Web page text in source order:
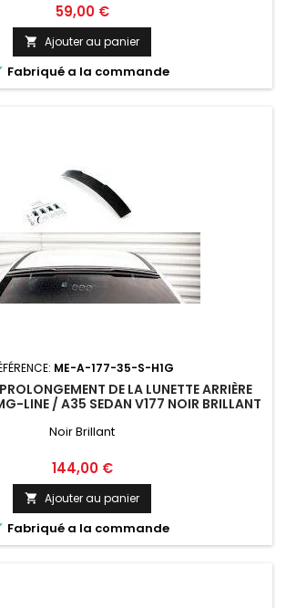
Prix
59,00 €
 Ajouter au panier
Fabriqué a la commande
ME-A-177-35-S-H1G
DE LA LUNETTE ARRIÈRE
LINE / A35 SEDAN V177 NOIR BRILLANT
Noir Brillant
Prix
144,00 €
 Ajouter au panier
Fabriqué a la commande